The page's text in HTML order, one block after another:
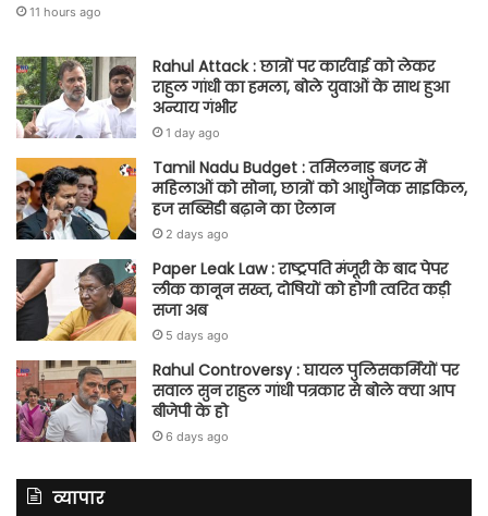
11 hours ago
Rahul Attack : छात्रों पर कार्रवाई को लेकर
राहुल गांधी का हमला, बोले युवाओं के साथ हुआ
अन्याय गंभीर
1 day ago
Tamil Nadu Budget : तमिलनाडु बजट में
महिलाओं को सोना, छात्रों को आधुनिक साइकिल,
हज सब्सिडी बढ़ाने का ऐलान
2 days ago
Paper Leak Law : राष्ट्रपति मंजूरी के बाद पेपर
लीक कानून सख्त, दोषियों को होगी त्वरित कड़ी
सजा अब
5 days ago
Rahul Controversy : घायल पुलिसकर्मियों पर
सवाल सुन राहुल गांधी पत्रकार से बोले क्या आप
बीजेपी के हो
6 days ago
व्यापार